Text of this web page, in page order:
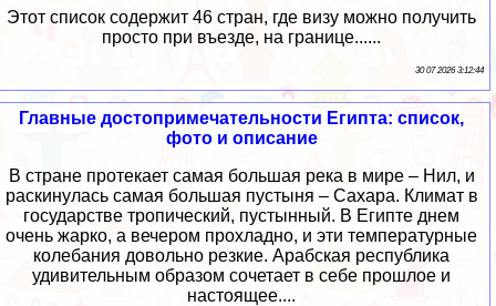
Этот список содержит 46 стран, где визу можно получить
просто при въезде, на границе......
30 07 2026 3:12:44
Главные достопримечательности Египта: список,
фото и описание
В стране протекает самая большая река в мире – Нил, и
раскинулась самая большая пустыня – Сахара. Климат в
государстве тропический, пустынный. В Египте днем
очень жарко, а вечером прохладно, и эти температурные
колебания довольно резкие. Арабская республика
удивительным образом сочетает в себе прошлое и
настоящее....